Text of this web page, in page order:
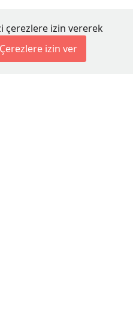
çerezlere izin vererek
Çerezlere izin ver